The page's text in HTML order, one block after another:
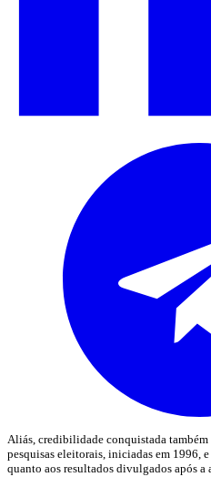
Aliás, credibilidade conquistada
pesquisas eleitorais, iniciadas em 1996,
quanto aos resultados divulgados após a